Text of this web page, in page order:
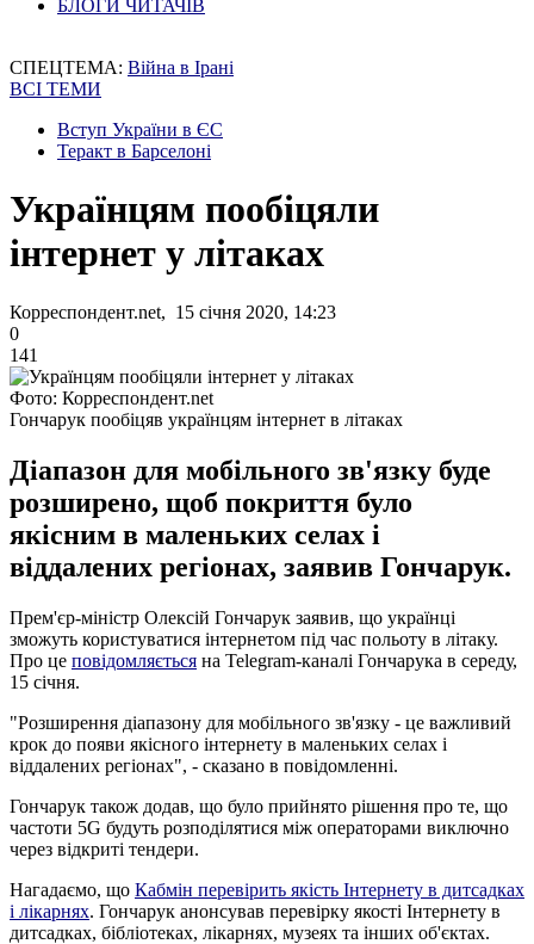
БЛОГИ ЧИТАЧІВ
СПЕЦТЕМА: Війна в Ірані
ВСІ ТЕМИ
Вступ України в ЄС
Теракт в Барселоні
Українцям пообіцяли
інтернет у літаках
Корреспондент.net, 15 січня 2020, 14:23
0
141
Фото: Корреспондент.net
Гончарук пообіцяв українцям інтернет в літаках
Діапазон для мобільного зв'язку буде
розширено, щоб покриття було
якісним в маленьких селах і
віддалених регіонах, заявив Гончарук.
Прем'єр-міністр Олексій Гончарук заявив, що українці
зможуть користуватися інтернетом під час польоту в літаку.
Про це повідомляється на Telegram-каналі Гончарука в середу,
15 січня.
"Розширення діапазону для мобільного зв'язку - це важливий
крок до появи якісного інтернету в маленьких селах і
віддалених регіонах", - сказано в повідомленні.
Гончарук також додав, що було прийнято рішення про те, що
частоти 5G будуть розподілятися між операторами виключно
через відкриті тендери.
Нагадаємо, що Кабмін перевірить якість Інтернету в дитсадках
і лікарнях. Гончарук анонсував перевірку якості Інтернету в
дитсадках, бібліотеках, лікарнях, музеях та інших об'єктах.